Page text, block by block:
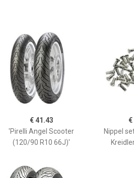
€ 41.43
'Pirelli Angel Scooter
(120/90 R10 66J)'
€
Nippel